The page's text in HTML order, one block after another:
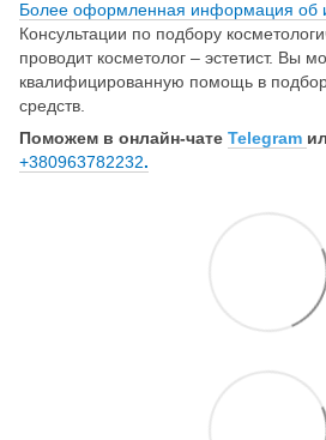
Более оформленная информация об
Консультации по подбору
проводит косметолог – эстетист. Вы
квалифицированную помощь в
средств.
Поможем в онлайн-чате Telegram
+380963782232.